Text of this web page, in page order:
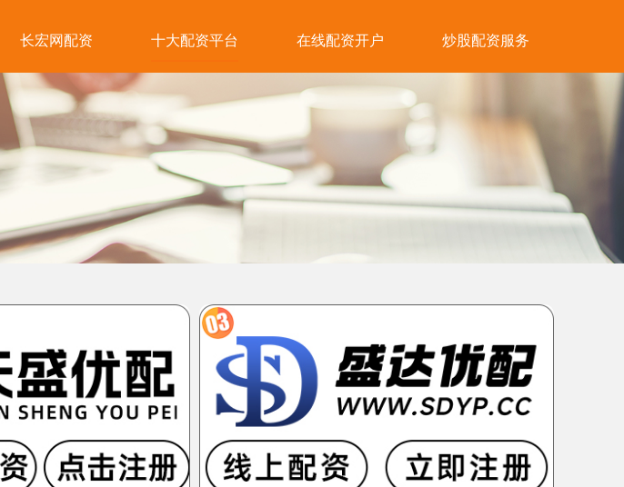
长宏网配资 十大配资平台 在线配资开户 炒股配资服务